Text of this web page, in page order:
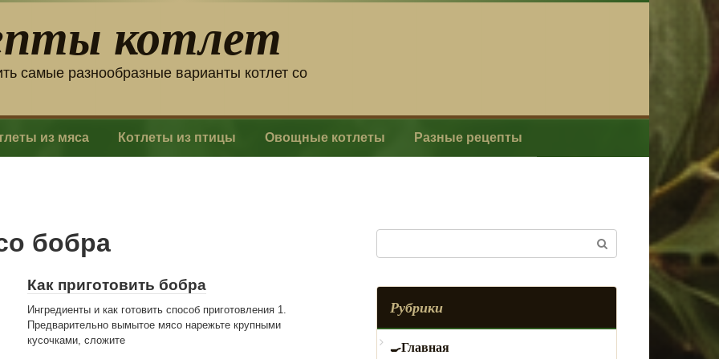
котлет
самые разнообразные варианты котлет со
из мяса Котлеты из птицы Овощные котлеты Разные рецепты
бобра
Как приготовить бобра
Ингредиенты и как готовить способ приготовления 1.
Предварительно вымытое мясо нарежьте крупными
кусочками, сложите
Рубрики
Главная